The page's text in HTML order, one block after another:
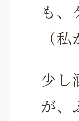
も
（
少し
が、